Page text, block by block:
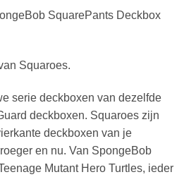
SquarePants Deckbox
Squaroes.
serie deckboxen van dezelfde
deckboxen. Squaroes zijn
deckboxen van je
en nu. Van SpongeBob
Mutant Hero Turtles, ieder